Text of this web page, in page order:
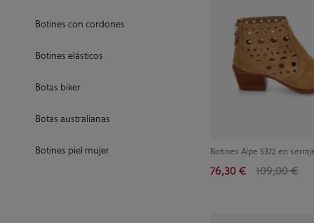
Botines con cordones
Botines elásticos
Botas biker
Botas australianas
Botines piel mujer Botines Alpe 5372 en
76,30 € 109,00 €